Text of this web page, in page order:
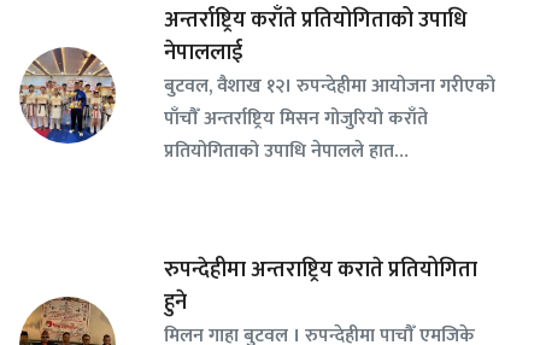
अन्तर्राष्ट्रिय कराँते प्रतियोगिताको उपाधि
नेपाललाई
बुटवल, वैशाख १२। रुपन्देहीमा आयोजना गरीएको
पाँचौँ अन्तर्राष्ट्रिय मिसन गोजुरियो कराँते
प्रतियोगिताको उपाधि नेपालले हात…
रुपन्देहीमा अन्तराष्ट्रिय कराते प्रतियोगिता
हुने
मिलन गाहा बुटवल । रुपन्देहीमा पाचौँ एमजिके